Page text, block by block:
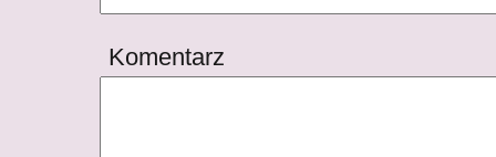
Komentarz